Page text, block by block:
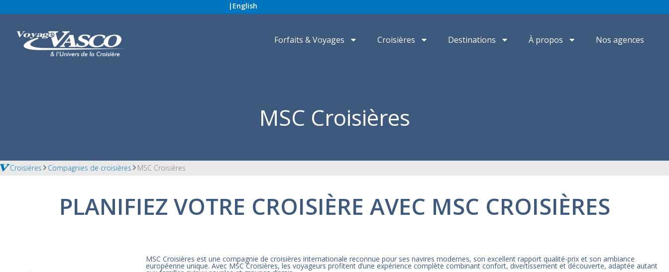
| English
Forfaits & Voyages Croisières Destinations À propos Nos agences
MSC Croisières
Croisières Compagnies de croisières MSC Croisières
PLANIFIEZ VOTRE CROISIÈRE AVEC MSC CROISIÈRES
MSC Croisières est une compagnie de croisières internationale reconnue pour ses navires modernes, son excellent rapport qualité-prix et son ambiance
européenne unique. Avec MSC Croisières, les voyageurs profitent d’une expérience complète combinant confort, divertissement et découverte, adaptée autant